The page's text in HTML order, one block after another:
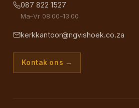
087 822 1527
Ma–Vr 08:00–13:00
kerkkantoor@ngvishoek.co.za
Kontak ons →